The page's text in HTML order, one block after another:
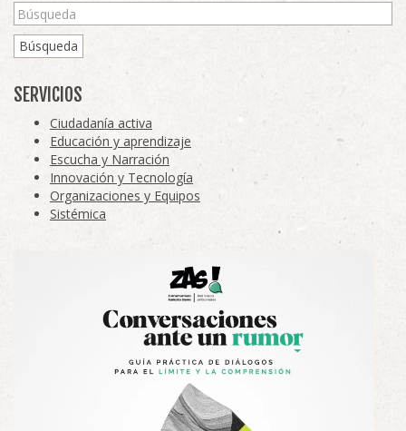
Búsqueda
SERVICIOS
Ciudadanía activa
Educación y aprendizaje
Escucha y Narración
Innovación y Tecnología
Organizaciones y Equipos
Sistémica